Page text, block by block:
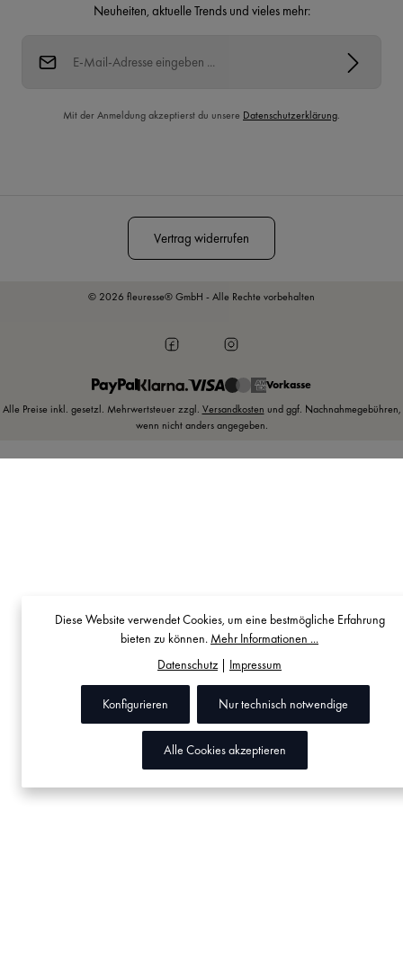
Neuheiten, aktuelle Trends und vieles mehr:
Mit der Anmeldung akzeptierst du unsere Datenschutzerklärung.
Vertrag widerrufen
© 2026 fleuresse® GmbH - Alle Rechte vorbehalten
Vorkasse
Alle Preise inkl. gesetzl. Mehrwertsteuer zzgl. Versandkosten und ggf. Nachnahmegebühren,
wenn nicht anders angegeben.
Diese Website verwendet Cookies, um eine bestmögliche Erfahrung
bieten zu können. Mehr Informationen ...
Datenschutz| Impressum
Nur technisch notwendige
Konfigurieren
Alle Cookies akzeptieren